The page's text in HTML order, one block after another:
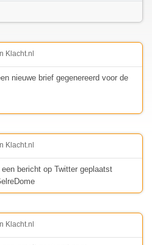
Klacht.nl
nieuwe brief gegenereerd voor de
Klacht.nl
bericht op Twitter geplaatst
Klacht.nl